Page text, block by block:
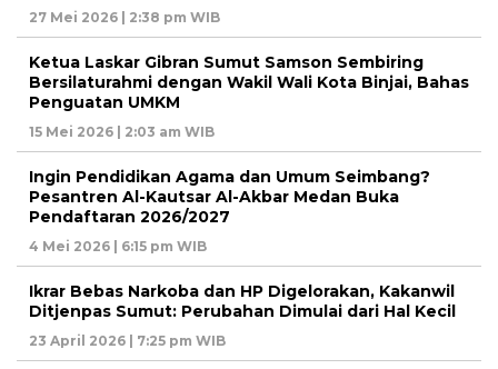
27 Mei 2026 | 2:38 pm WIB
Ketua Laskar Gibran Sumut Samson Sembiring
Bersilaturahmi dengan Wakil Wali Kota Binjai, Bahas
Penguatan UMKM
15 Mei 2026 | 2:03 am WIB
Ingin Pendidikan Agama dan Umum Seimbang?
Pesantren Al-Kautsar Al-Akbar Medan Buka
Pendaftaran 2026/2027
4 Mei 2026 | 6:15 pm WIB
Ikrar Bebas Narkoba dan HP Digelorakan, Kakanwil
Ditjenpas Sumut: Perubahan Dimulai dari Hal Kecil
23 April 2026 | 7:25 pm WIB